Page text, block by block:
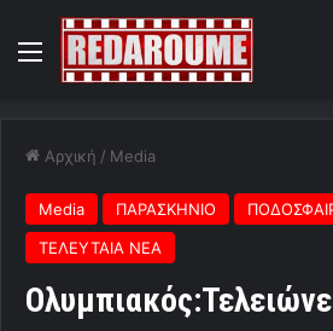
Menu
Αρχική / Media
Media ΠΑΡΑΣΚΗΝΙΟ
ΤΕΛΕΥΤΑΙΑ ΝΕΑ